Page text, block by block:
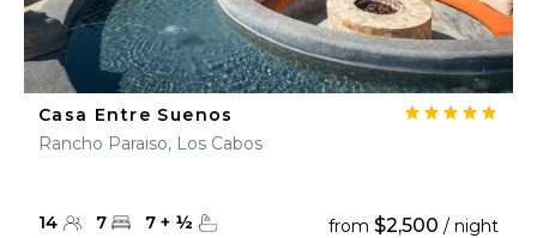
Casa Entre Suenos
Rancho Paraiso, Los Cabos
14 7 7 + ½ from $2,500 / night